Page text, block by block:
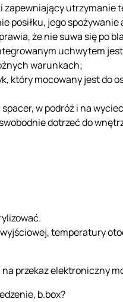
utrzymanie
posiłku, jego
że nie suwa się po
uchwytem
warunkach;
który mocowany jest do
w podróż i na
dotrzeć do
temperatury
przekaz elektroniczny
b.box?